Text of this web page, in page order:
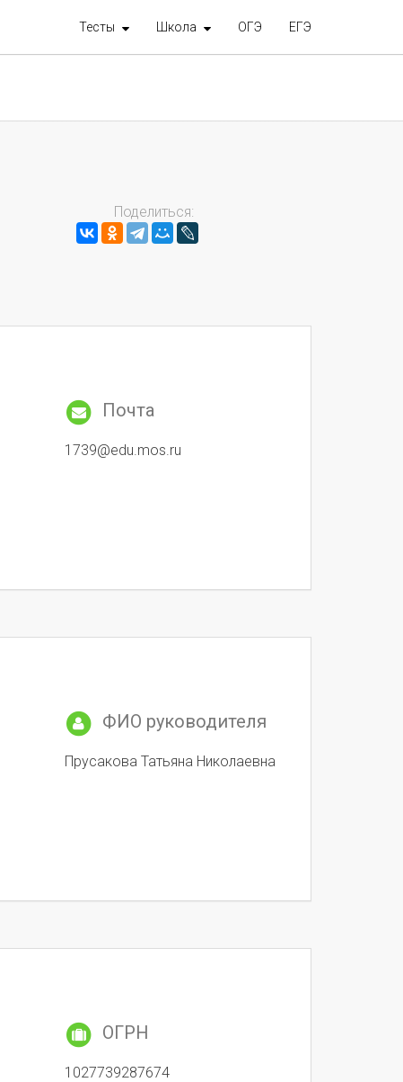
Тесты Школа ОГЭ ЕГЭ
Поделиться:
Почта
1739@edu.mos.ru
ФИО руководителя
Прусакова Татьяна Николаевна
ОГРН
1027739287674